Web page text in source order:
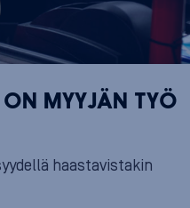
ON MYYJÄN TYÖ
haastavistakin